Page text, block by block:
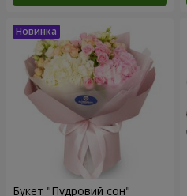
Букет "Пудровий сон"